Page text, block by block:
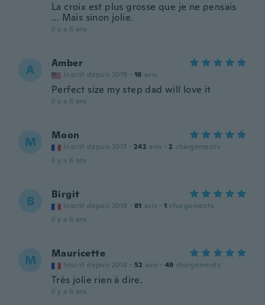
La croix est plus grosse que je ne pensais
... Mais sinon jolie.
il y a 6 ans
A Amber
Inscrit depuis 2019 · 16 avis
Perfect size my step dad will love it
il y a 6 ans
M Moon
Inscrit depuis 2017 · 242 avis · 2 chargements
il y a 6 ans
B Birgit
Inscrit depuis 2018 · 81 avis · 1 chargements
il y a 6 ans
M Mauricette
Inscrit depuis 2018 · 52 avis · 49 chargements
Très jolie rien à dire.
il y a 6 ans